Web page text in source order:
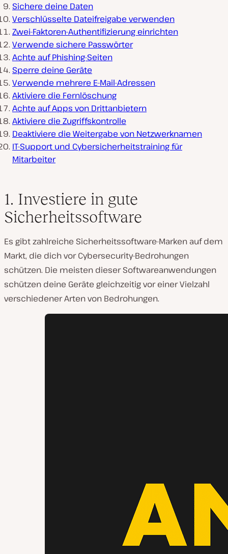
Sichere deine Daten
Verschlüsselte Dateifreigabe verwenden
Zwei-Faktoren-Authentifizierung einrichten
Verwende sichere Passwörter
Achte auf Phishing-Seiten
Sperre deine Geräte
Verwende mehrere E-Mail-Adressen
Aktiviere die Fernlöschung
Achte auf Apps von Drittanbietern
Aktiviere die Zugriffskontrolle
Deaktiviere die Weitergabe von Netzwerknamen
IT-Support und Cybersicherheitstraining für
Mitarbeiter
1. Investiere in gute
Sicherheitssoftware
Es gibt zahlreiche Sicherheitssoftware-Marken auf dem
Markt, die dich vor Cybersecurity-Bedrohungen
schützen. Die meisten dieser Softwareanwendungen
schützen deine Geräte gleichzeitig vor einer Vielzahl
verschiedener Arten von Bedrohungen.